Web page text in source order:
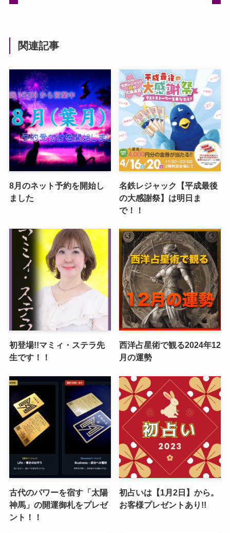
関連記事
8月のネット予約を開始し
ました
名鉄レジャック【平成最後
の大感謝祭】は明日ま
で！！
初登場!!マミィ・ステラ先
生です！！
西洋占星術で観る2024年12
月の運勢
古代のパワーを宿す「太陽
神馬」の開運御札をプレゼ
ント！！
初占いは【1月2日】から。
お客様プレゼントあり!!